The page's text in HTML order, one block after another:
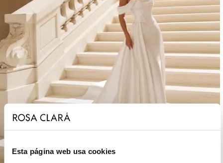
Esta página web usa cookies